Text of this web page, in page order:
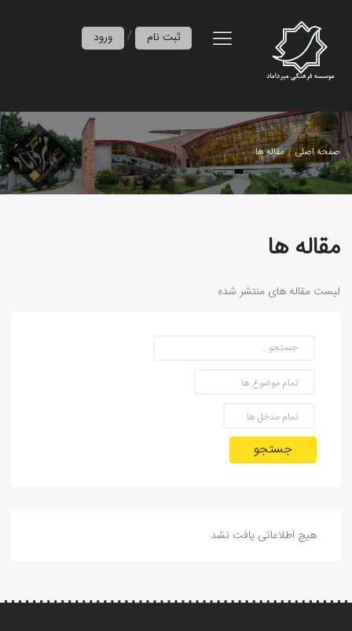
ورود / ثبت نام
صفحه اصلی مقاله ها
مقاله ها
لیست مقاله های منتشر شده
جستجو
هیچ اطلاعاتی یافت نشد